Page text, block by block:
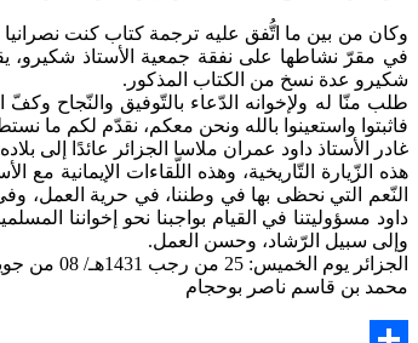
وكان من بين ما اتُّفق عليه ترجمة كتاب كنت نصرانيا
في مقرّ نشاطها على نفقة جمعية الأستاذ شكيرو،
شكيرو عدة نسخ من الكتاب المذكور.
طلب منّا له ولإخوانه الدّعاء بالتّوفيق والنّجاح
فاثبتوا واستعينوا بالله ونحن معكم، نقدّم لكم ما
غادر الأستاذ داود عمران ملاسا الجزائر عائدًا إلى
هذه الزّيارة التّاريخية، وهذه اللّقاءات الإيمانية
النّعم التي نحظى بها في وطننا، في حرية العمل،
داود مسؤوليتنا في القيام بواجبنا نحو إخواننا
وإلى سبيل الرّشاد، وحسن العمل.
الجزائر يوم الخميس: 25 من رجب 1431هـ/ 08 من جويلية 2010م.
محمد بن قاسم ناصر بوحجام